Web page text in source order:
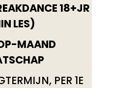
18+JR
LES)
MAAND
PER 1E